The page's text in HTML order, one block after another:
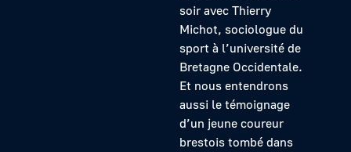
soir avec Thierry
Michot, sociologue du
sport à l’université de
Bretagne Occidentale.
Et nous entendrons
aussi le témoignage
d’un jeune coureur
brestois tombé dans